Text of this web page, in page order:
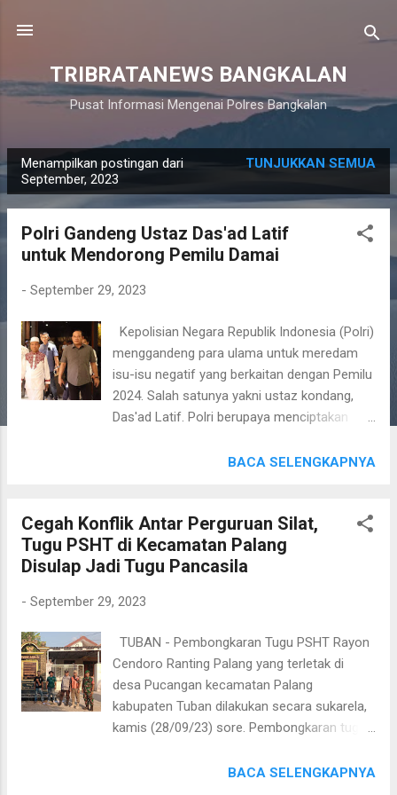
TRIBRATANEWS BANGKALAN
Pusat Informasi Mengenai Polres Bangkalan
o
Menampilkan postingan dari
September, 2023
TUNJUKKAN SEMUA
Polri Gandeng Ustaz Das'ad Latif
untuk Mendorong Pemilu Damai
- September 29, 2023
Kepolisian Negara Republik Indonesia (Polri)
menggandeng para ulama untuk meredam
isu-isu negatif yang berkaitan dengan Pemilu
2024. Salah satunya yakni ustaz kondang,
Das'ad Latif. Polri berupaya menciptakan
mencegah polarisasi yang kemungkinan
provokasi di media sosial yang dapat
mengganggu persatuan dan kesatuan
Bangsa Sebagai perwakilan dari Polri,
menemui Ustaz Das'ad Latif di bilangan
(28/9/2923) kemarin. Jenderal bintang dua
yang mendapat amanat sebagai Kepala
Operasi Nusantara Cooling System' (Kaops
NCS) meminta petuah dari ustaz yang
berasal dari Makassar, Sulawesi Selatan.
membantu tugas Polri," kata Irjen Asep Edi
BACA SELENGKAPNYA
Cegah Konflik Antar Perguruan Silat,
Tugu PSHT di Kecamatan Palang
Disulap Jadi Tugu Pancasila
- September 29, 2023
TUBAN - Pembongkaran Tugu PSHT Rayon
Cendoro Ranting Palang yang terletak di
desa Pucangan kecamatan Palang
kabupaten Tuban dilakukan secara sukarela,
kamis (28/09/23) sore. Pembongkaran tugu
Bakesbangpol Jatim NomorBACA SELENGKAPNYA